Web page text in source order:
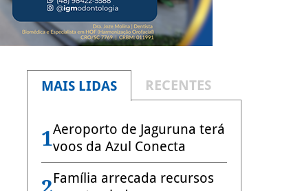
MAIS LIDAS RECENTES
1Aeroporto de Jaguruna terá
voos da Azul Conecta
Família arrecada recursos